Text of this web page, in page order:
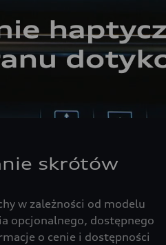
skrótów
w zależności od modelu
opcjonalnego, dostępnego
o cenie i dostępności